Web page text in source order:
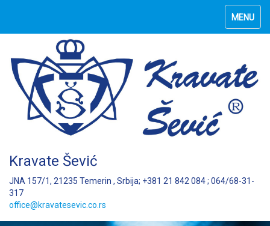
Kravate Šević
JNA 157/1, 21235 Temerin , Srbija; +381 21 842 084 ; 064/68-31-
317
office@kravatesevic.co.rs
MENU